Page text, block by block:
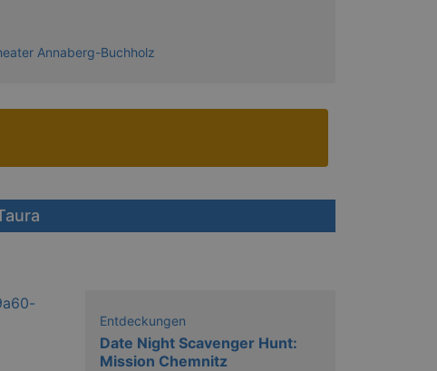
Annaberg-Buchholz
Entdeckungen
Date Night Scavenger Hunt:
Mission Chemnitz